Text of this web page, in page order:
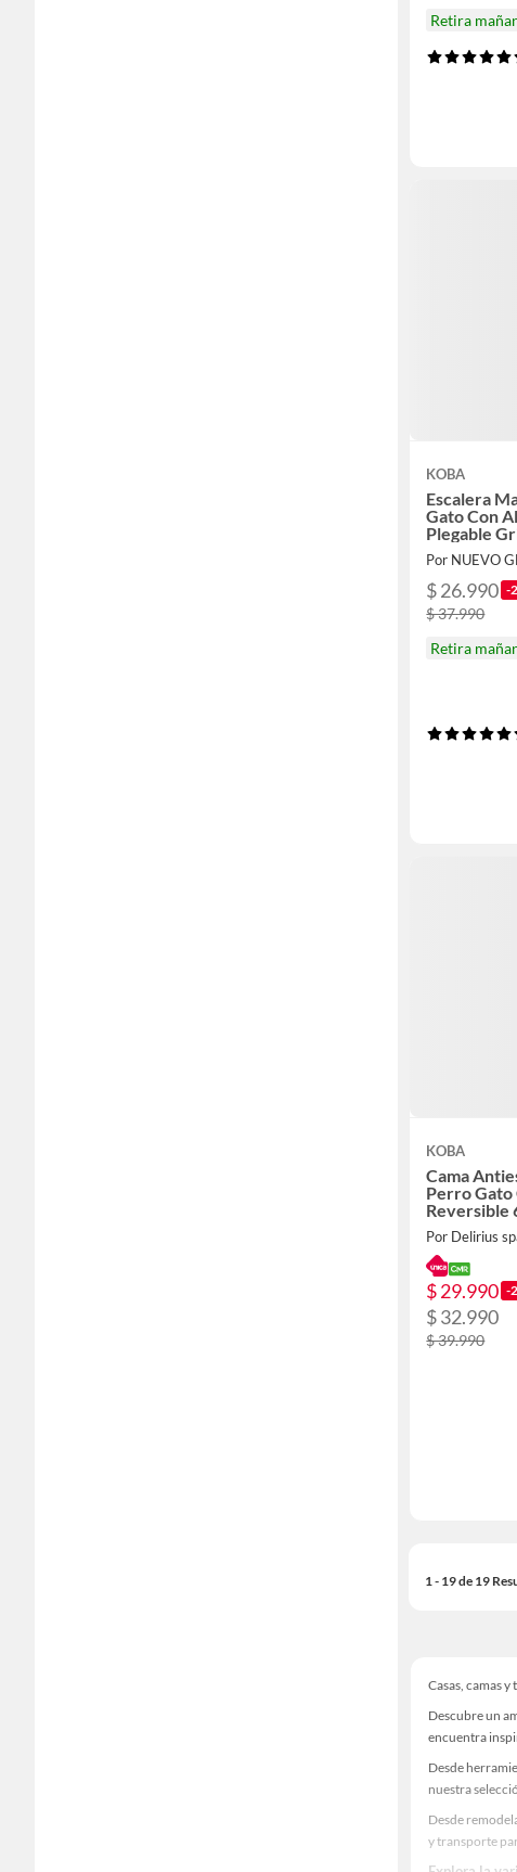
Retira
KOBA
Escalera
Gato Con
Plegable
Por NUEVO
$ 26.990 -
$ 37.990
Retira
KOBA
Cama
Perro Gato
Reversible
Por Delirius
$ 29.990 -
$ 32.990
$ 39.990
1 - 19 de 19
Casas, camas
Descubre un
encuentra
Desde
nuestra
Desde
y transporte